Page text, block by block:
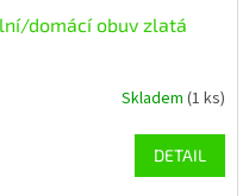
domácí obuv zlatá
Skladem (1 ks)
DETAIL